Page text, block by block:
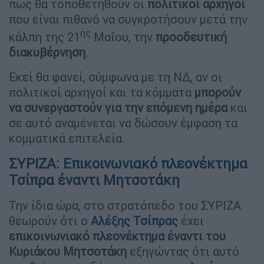
πως θα τοποθετηθούν οι πολιτικοί αρχηγοί
που είναι πιθανό να συγκροτήσουν μετά την
κάλπη της 21 ης Μαΐου, την προοδευτική
διακυβέρνηση.
Εκεί θα φανεί, σύμφωνα με τη ΝΔ, αν οι
πολιτικοί αρχηγοί και τα κόμματα μπορούν
να συνεργαστούν για την επόμενη ημέρακαι
σε αυτό αναμένεται να δώσουν έμφαση τα
κομματικά επιτελεία.
ΣΥΡΙΖΑ: Επικοινωνιακό πλεονέκτημα
Τσίπρα έναντι Μητσοτάκη
Την ίδια ώρα, στο στρατόπεδο του ΣΥΡΙΖΑ
θεωρούν ότι ο Αλέξης Τσίπρας έχει
επικοινωνιακό πλεονέκτημα έναντι του
Κυριάκου Μητσοτάκη εξηγώντας ότι αυτό